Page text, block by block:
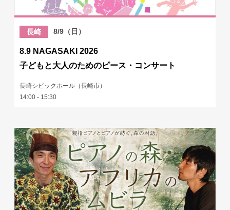
長崎 8/9（日）
8.9 NAGASAKI 2026
子どもと大人のためのピース・コンサート
長崎シビックホール（長崎市）
14:00 - 15:30